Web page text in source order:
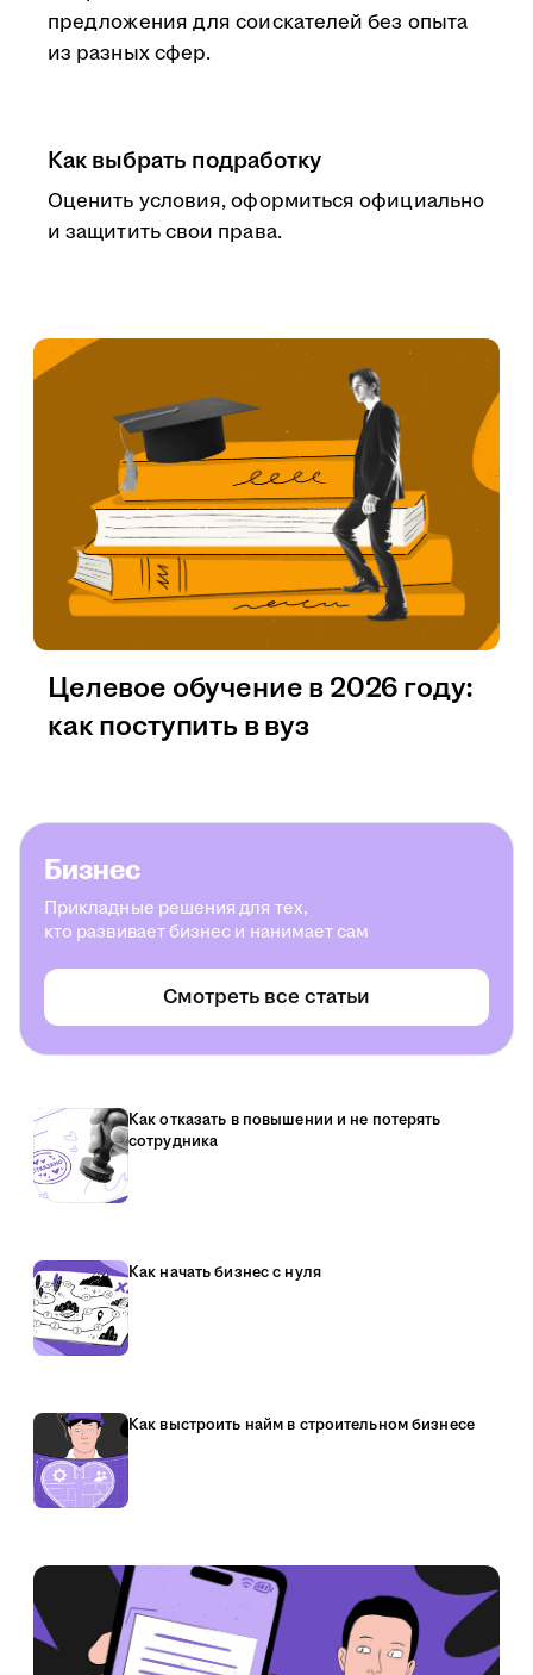
предложения для соискателей без опыта
из разных сфер.
Как выбрать подработку
Оценить условия, оформиться официально
и защитить свои права.
Целевое обучение в 2026 году:
как поступить в вуз
Бизнес
Прикладные решения для тех,
кто развивает бизнес и нанимает сам
Смотреть все статьи
Как отказать в повышении и не потерять
сотрудника
Как начать бизнес с нуля
Как выстроить найм в строительном бизнесе